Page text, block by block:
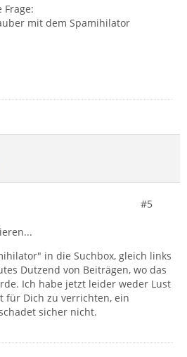
Frage:
mit dem Spamihilator
#5
in die Suchbox, gleich links
Dutzend von Beiträgen, wo das
Ich habe jetzt leider weder Lust
für Dich zu verrichten, ein
sicher nicht.